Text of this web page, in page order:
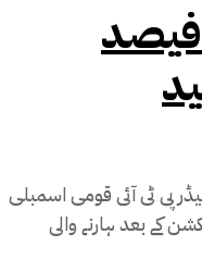
میں60 فیصد
پی ٹی آئی قومی اسمبلی